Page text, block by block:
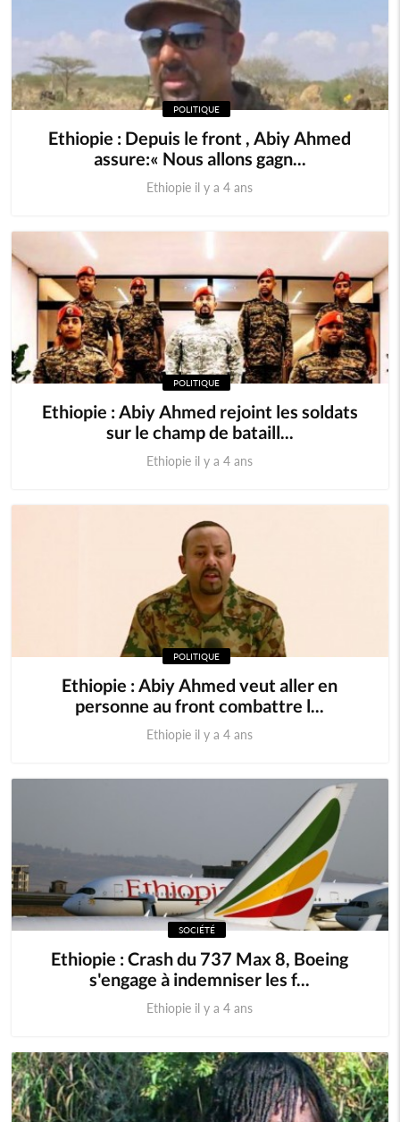
POLITIQUE
Ethiopie : Depuis le front , Abiy Ahmed
assure:« Nous allons gagn...
Ethiopie il y a 4 ans
POLITIQUE
Ethiopie : Abiy Ahmed rejoint les soldats
sur le champ de bataill...
Ethiopie il y a 4 ans
POLITIQUE
Ethiopie : Abiy Ahmed veut aller en
personne au front combattre l...
Ethiopie il y a 4 ans
SOCIÉTÉ
Ethiopie : Crash du 737 Max 8, Boeing
s'engage à indemniser les f...
Ethiopie il y a 4 ans